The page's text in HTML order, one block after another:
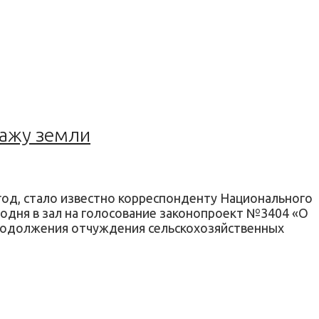
земли
стало известно корреспонденту Национального
в зал на голосование законопроект №3404 «О
отчуждения сельскохозяйственных